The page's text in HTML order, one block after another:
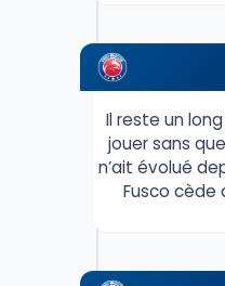
Il reste un
jouer sans
n’ait évolué
Fusco cède